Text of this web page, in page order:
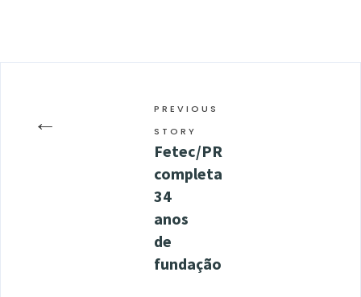
←
PREVIOUS
STORY
Fetec/PR
completa
34
anos
de
fundação